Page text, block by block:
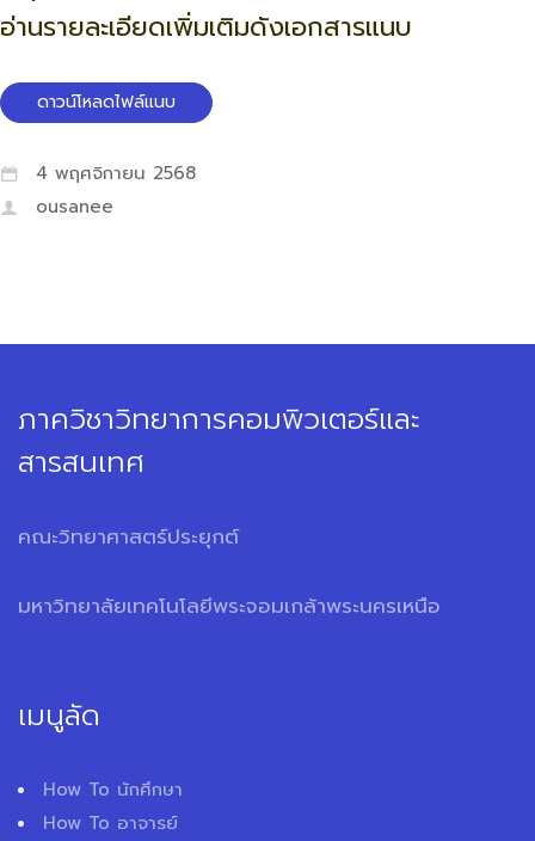
อ่านรายละเอียดเพิ่มเติมดังเอกสารแนบ
ดาวน์โหลดไฟล์แนบ
4 พฤศจิกายน 2568
ousanee
ภาควิชาวิทยาการคอมพิวเตอร์และ
สารสนเทศ
คณะวิทยาศาสตร์ประยุกต์
มหาวิทยาลัยเทคโนโลยีพระจอมเกล้าพระนครเหนือ
เมนูลัด
How To นักศึกษา
How To อาจารย์